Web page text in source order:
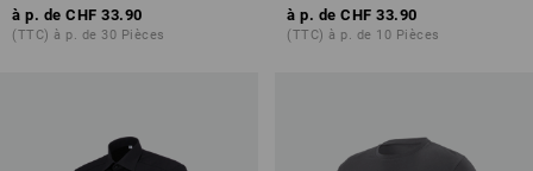
à p. de CHF 33.90
(TTC) à p. de 30 Pièces
à p. de CHF 33.90
(TTC) à p. de 10 Pièces